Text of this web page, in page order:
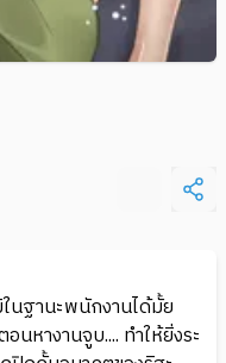
นฐานะพนักงานได้มั้ย
นหางานจูบ.... ทำให้ยิ่งระ